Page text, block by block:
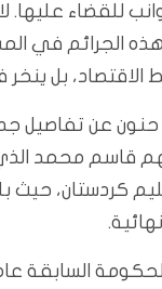
للقضاء
هذه الجرائم في
بل
عن تفاصيل
قاسم محمد